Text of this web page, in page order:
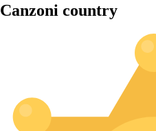
Canzoni country